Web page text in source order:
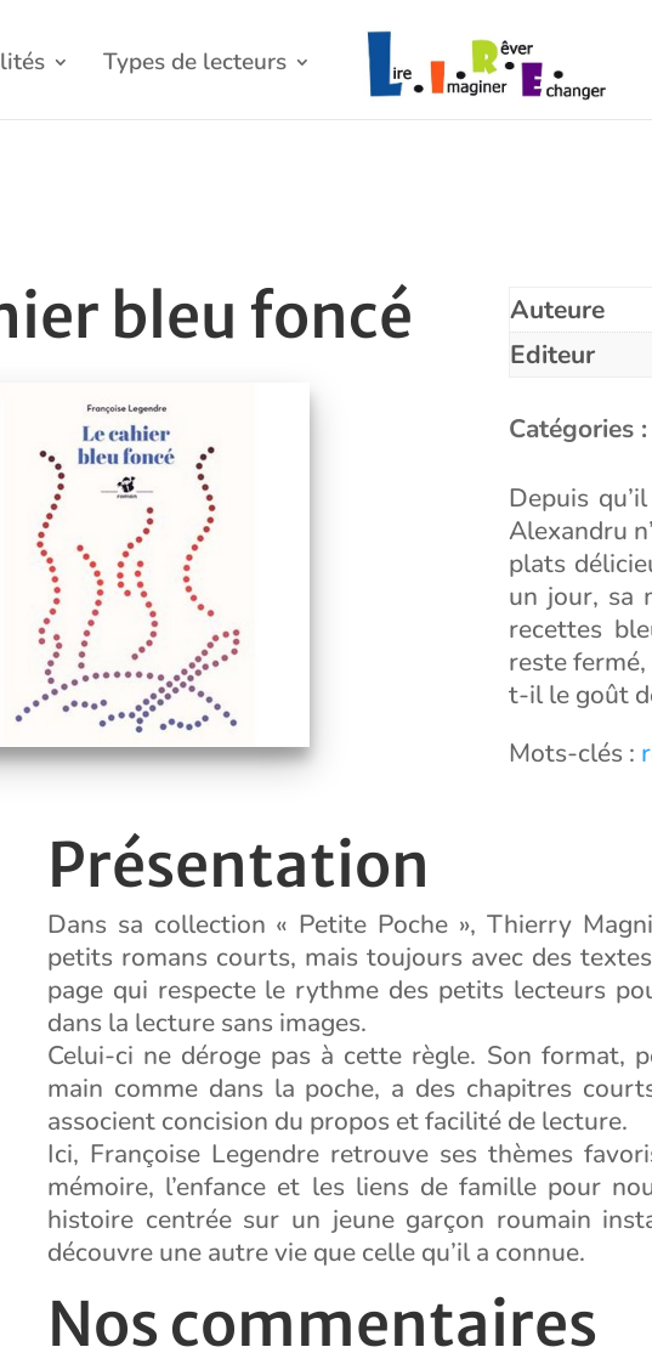
Types de lecteurs
bleu foncé Auteure
Editeur
Catégories :
Depuis
Alexandru
plats
un jour, sa
recettes
reste
t-il le goût
Mots-clés :
Présentation
Dans sa collection « Petite Poche », Thierry
petits romans courts, mais toujours avec des
page qui respecte le rythme des petits lecteurs
dans la lecture sans images.
Celui-ci ne déroge pas à cette règle. Son format,
main comme dans la poche, a des chapitres
associent concision du propos et facilité de lecture.
Ici, Françoise Legendre retrouve ses thèmes
mémoire, l’enfance et les liens de famille pour
histoire centrée sur un jeune garçon roumain
découvre une autre vie que celle qu’il a connue.
Nos commentaires